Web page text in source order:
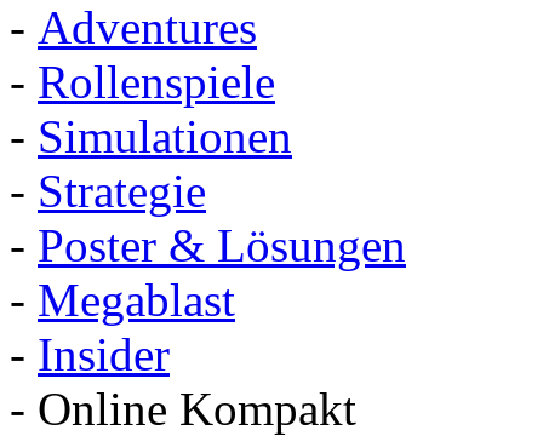
- Adventures
- Rollenspiele
- Simulationen
- Strategie
- Poster & Lösungen
- Megablast
- Insider
- Online Kompakt